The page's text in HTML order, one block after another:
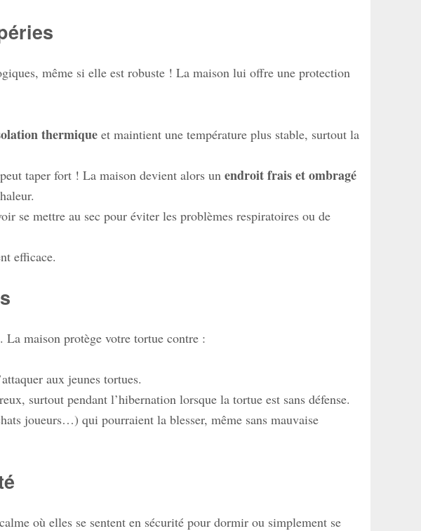
même si elle est robuste ! La maison lui offre une protection
thermique et maintient une température plus stable, surtout la
taper fort ! La maison devient alors unendroit frais et ombragé
se mettre au sec pour éviter les problèmes respiratoires ou de
efficace.
maison protège votre tortue contre :
aux jeunes tortues.
surtout pendant l’hibernation lorsque la tortue est sans défense.
joueurs…) qui pourraient la blesser, même sans mauvaise
où elles se sentent en sécurité pour dormir ou simplement se